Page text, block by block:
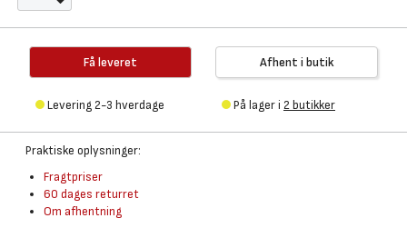
Få leveret
Levering 2-3 hverdage
Afhent i butik
På lager i 2 butikker
Praktiske oplysninger:
Fragtpriser
60 dages returret
Om afhentning